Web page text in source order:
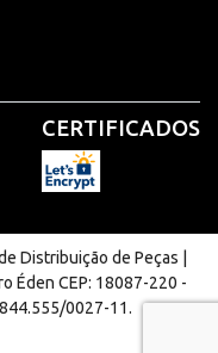
CERTIFICADOS
Distribuição de Peças |
Éden CEP: 18087-220 -
0027-11.